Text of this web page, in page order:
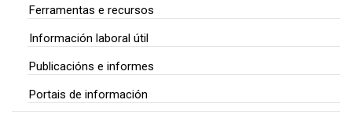
Ferramentas e recursos
Información laboral útil
Publicacións e informes
Portais de información